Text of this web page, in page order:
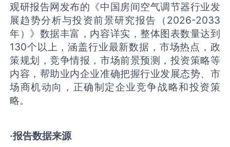
观研报告网发布的《中国房间空气调节器行业发
展趋势分析与投资前景研究报告（2026-2033
年）》数据丰富，内容详实，整体图表数量达到
130个以上，涵盖行业最新数据，市场热点，政
策规划，竞争情报，市场前景预测，投资策略等
内容，帮助业内企业准确把握行业发展态势、市
场商机动向，正确制定企业竞争战略和投资策
略。
·报告数据来源